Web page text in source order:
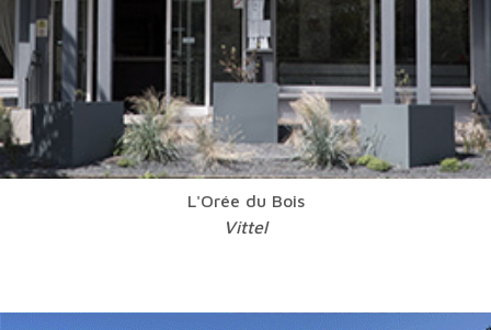
L'Orée du Bois
Vittel